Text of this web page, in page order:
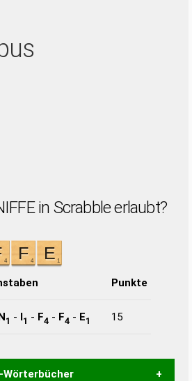
in Scrabble erlaubt?
Punkte
1 - I1 - F4 - F4 - E1 15